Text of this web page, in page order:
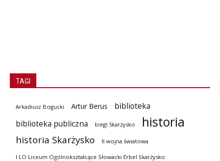
TAGI
Arkadiusz Bogucki Artur Berus
biblioteka
biblioteka publiczna
biegi Skarżysko historia
historia Skarżysko II wojna światowa
I LO Liceum Ogólnokształcące Słowacki Erbel Skarżysko